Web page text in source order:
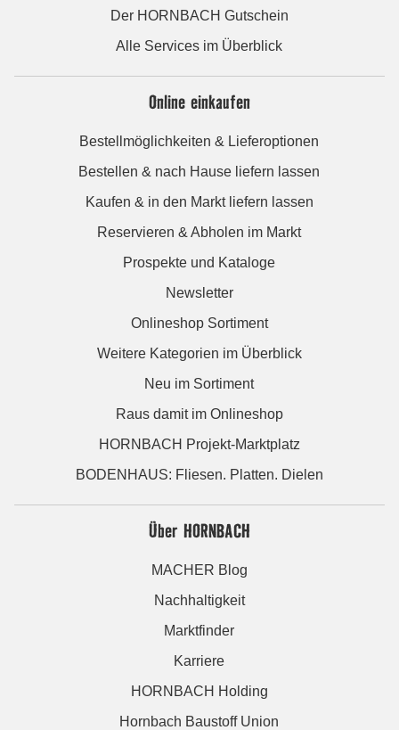
Der HORNBACH Gutschein
Alle Services im Überblick
Online einkaufen
Bestellmöglichkeiten & Lieferoptionen
Bestellen & nach Hause liefern lassen
Kaufen & in den Markt liefern lassen
Reservieren & Abholen im Markt
Prospekte und Kataloge
Newsletter
Onlineshop Sortiment
Weitere Kategorien im Überblick
Neu im Sortiment
Raus damit im Onlineshop
HORNBACH Projekt-Marktplatz
BODENHAUS: Fliesen. Platten. Dielen
Über HORNBACH
MACHER Blog
Nachhaltigkeit
Marktfinder
Karriere
HORNBACH Holding
Hornbach Baustoff Union